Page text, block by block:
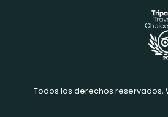
Todos los derechos reservados,